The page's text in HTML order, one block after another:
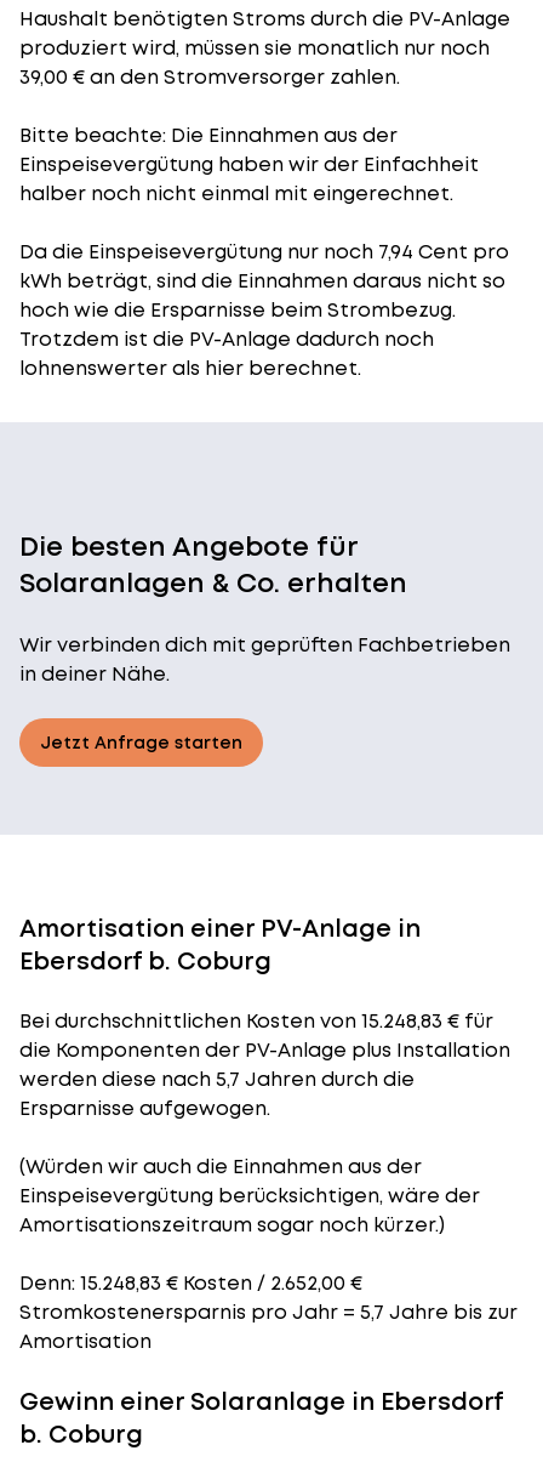
Haushalt benötigten Stroms durch die PV-Anlage
produziert wird, müssen sie monatlich nur noch
39,00 € an den Stromversorger zahlen.
Bitte beachte: Die Einnahmen aus der
Einspeisevergütung haben wir der Einfachheit
halber noch nicht einmal mit eingerechnet.
Da die Einspeisevergütung nur noch 7,94 Cent pro
kWh beträgt, sind die Einnahmen daraus nicht so
hoch wie die Ersparnisse beim Strombezug.
Trotzdem ist die PV-Anlage dadurch noch
lohnenswerter als hier berechnet.
Die besten Angebote für
Solaranlagen & Co. erhalten
Wir verbinden dich mit geprüften Fachbetrieben
in deiner Nähe.
Jetzt Anfrage starten
Amortisation einer PV-Anlage in
Ebersdorf b. Coburg
Bei durchschnittlichen Kostenvon 15.248,83 € für
die Komponenten der PV-Anlage plus Installation
werden diese nach 5,7 Jahren durch die
Ersparnisse aufgewogen.
(Würden wir auch die Einnahmen aus der
Einspeisevergütung berücksichtigen, wäre der
Amortisationszeitraumsogar noch kürzer.)
Denn: 15.248,83 € Kosten / 2.652,00 €
Stromkostenersparnis pro Jahr = 5,7 Jahre bis zur
Amortisation
Gewinn einer Solaranlage in Ebersdorf
b. Coburg